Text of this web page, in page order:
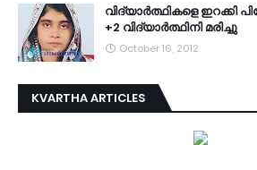
വി­ദ്യാര്‍­ത്ഥിക­ളെ ഇറ­ക്കി
+2 വി­ദ്യാര്‍­ത്ഥിനി മ­രി­ച്ചു
October 16, 2012
KVARTHA ARTICLES